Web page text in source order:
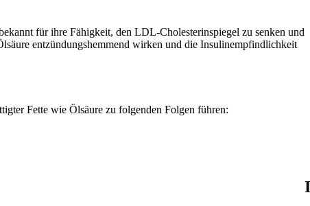
für ihre Fähigkeit, den LDL-Cholesterinspiegel zu senken und
entzündungshemmend wirken und die Insulinempfindlichkeit
Fette wie Ölsäure zu folgenden Folgen führen: